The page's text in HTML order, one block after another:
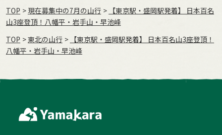
TOP
現在募集中の7月の山行
【東京駅・盛岡駅発着】 日本百名
山3座登頂！八幡平・岩手山・早池峰
TOP
東北の山行
【東京駅・盛岡駅発着】 日本百名山3座登頂！
八幡平・岩手山・早池峰